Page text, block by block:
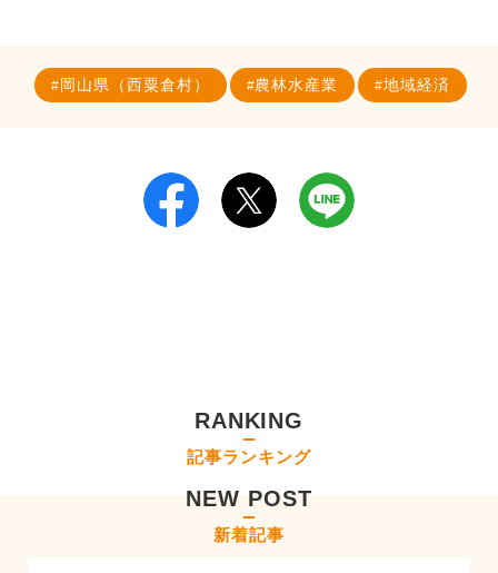
岡山県（西粟倉村） 農林水産業 地域経済
RANKING
記事ランキング
NEW POST
新着記事